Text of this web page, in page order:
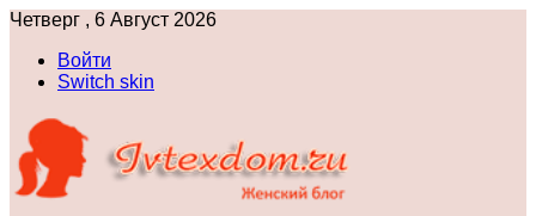
Четверг , 6 Август 2026
Войти
Switch skin